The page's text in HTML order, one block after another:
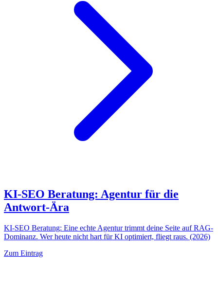
KI-SEO Beratung: Agentur für die
Antwort-Ära
KI-SEO Beratung: Eine echte Agentur trimmt deine Seite auf RAG-
Dominanz. Wer heute nicht hart für KI optimiert, fliegt raus. (2026)
Zum Eintrag